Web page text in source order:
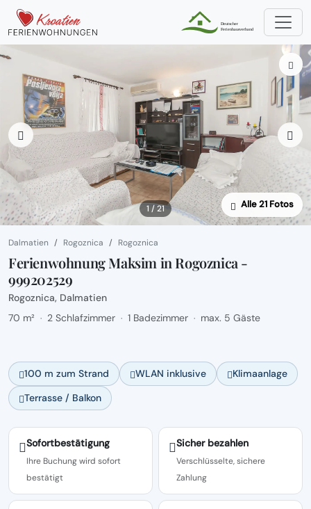
1 / 21 Alle 21 Fotos
Dalmatien Rogoznica Rogoznica
Ferienwohnung Maksim in Rogoznica -
999202529
Rogoznica, Dalmatien
70 m² · 2 Schlafzimmer · 1 Badezimmer · max. 5 Gäste
100 m zum Strand WLAN inklusive
Klimaanlage
Terrasse / Balkon
Sofortbestätigung
Ihre Buchung wird sofort
bestätigt
Sicher bezahlen
Verschlüsselte, sichere
Zahlung